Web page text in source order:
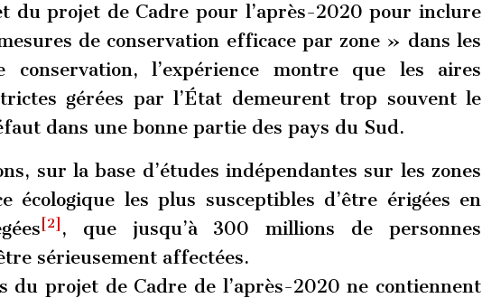
du projet de Cadre pour l’après-2020 pour inclure
de conservation efficace par zone » dans les
conservation, l’expérience montre que les aires
gérées par l’État demeurent trop souvent le
dans une bonne partie des pays du Sud.
sur la base d’études indépendantes sur les zones
écologique les plus susceptibles d’être érigées en
[2] , que jusqu’à 300 millions de personnes
sérieusement affectées.
du projet de Cadre de l’après-2020 ne contiennent